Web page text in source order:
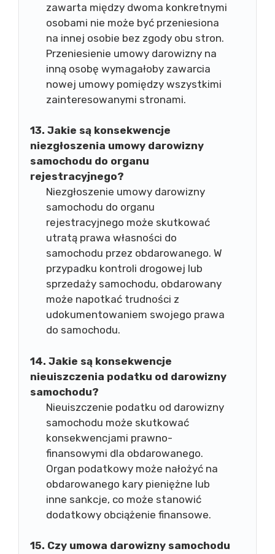
zawarta między dwoma konkretnymi
osobami nie może być przeniesiona
na innej osobie bez zgody obu stron.
Przeniesienie umowy darowizny na
inną osobę wymagałoby zawarcia
nowej umowy pomiędzy wszystkimi
zainteresowanymi stronami.
13. Jakie są konsekwencje
niezgłoszenia umowy darowizny
samochodu do organu
rejestracyjnego?
Niezgłoszenie umowy darowizny
samochodu do organu
rejestracyjnego może skutkować
utratą prawa własności do
samochodu przez obdarowanego. W
przypadku kontroli drogowej lub
sprzedaży samochodu, obdarowany
może napotkać trudności z
udokumentowaniem swojego prawa
do samochodu.
14. Jakie są konsekwencje
nieuiszczenia podatku od darowizny
samochodu?
Nieuiszczenie podatku od darowizny
samochodu może skutkować
konsekwencjami prawno-
finansowymi dla obdarowanego.
Organ podatkowy może nałożyć na
obdarowanego kary pieniężne lub
inne sankcje, co może stanowić
dodatkowy obciążenie finansowe.
15. Czy umowa darowizny samochodu